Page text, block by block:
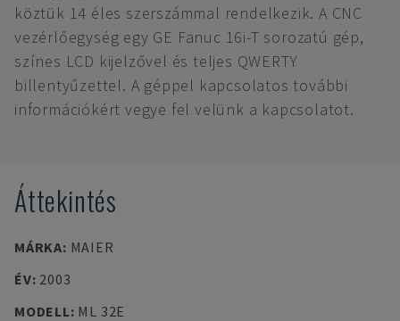
köztük 14 éles szerszámmal rendelkezik. A CNC
vezérlőegység egy GE Fanuc 16i-T sorozatú gép,
színes LCD kijelzővel és teljes QWERTY
billentyűzettel. A géppel kapcsolatos további
információkért vegye fel velünk a kapcsolatot.
Áttekintés
MÁRKA: MAIER
ÉV: 2003
MODELL: ML 32E